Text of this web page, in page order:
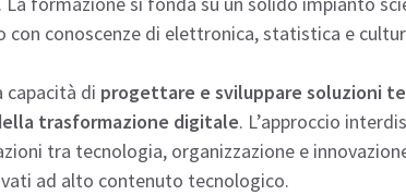
conoscenze di elettronica, statistica e
capacità di progettare e sviluppare soluzioni
trasformazione digitale. L’approccio
tra tecnologia, organizzazione e
ad alto contenuto tecnologico.